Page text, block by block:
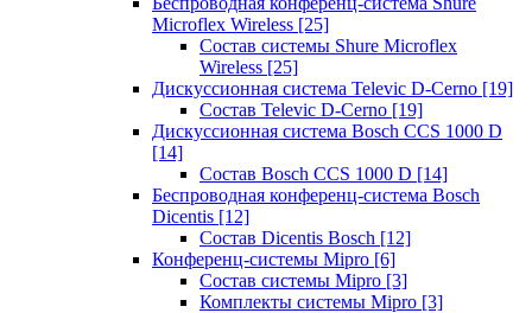
Microflex Wireless [25]
Состав системы Shure Microflex
Wireless [25]
Дискуссионная система Televic D-Cerno [19]
Состав Televic D-Cerno [19]
Дискуссионная система Bosch CCS 1000 D
[14]
Состав Bosch CCS 1000 D [14]
Беспроводная конференц-система Bosch
Dicentis [12]
Состав Dicentis Bosch [12]
Конференц-системы Mipro [6]
Состав системы Mipro [3]
Комплекты системы Mipro [3]